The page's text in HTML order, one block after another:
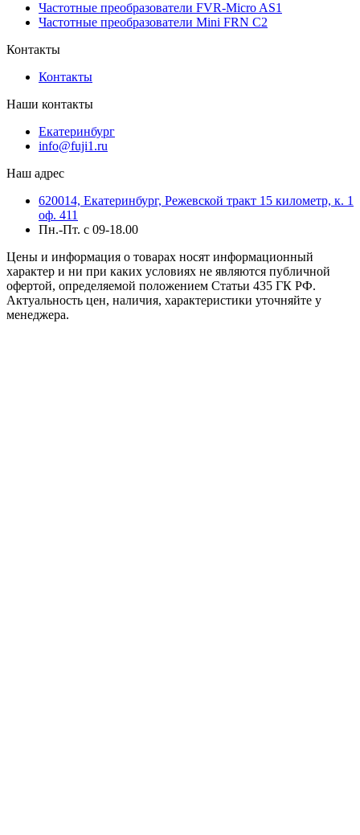
Частотные преобразователи FVR-Micro AS1
Частотные преобразователи Mini FRN C2
Контакты
Контакты
Наши контакты
Екатеринбург
info@fuji1.ru
Наш адрес
620014, Екатеринбург, Режевской тракт 15 километр, к. 1
оф. 411
Пн.-Пт. с 09-18.00
Цены и информация о товарах носят информационный
характер и ни при каких условиях не являются публичной
офертой, определяемой положением Статьи 435 ГК РФ.
Актуальность цен, наличия, характеристики уточняйте у
менеджера.